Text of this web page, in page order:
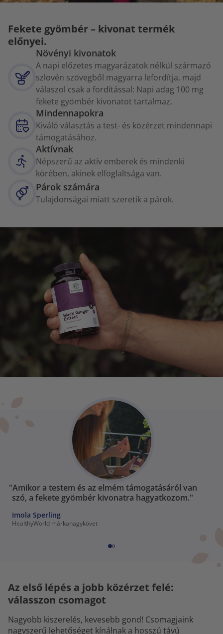
Fekete gyömbér – kivonat termék
előnyei.
Növényi kivonatok
A napi előzetes magyarázatok nélkül származó
szlovén szövegből magyarra lefordítja, majd
válaszol csak a fordítással: Napi adag 100 mg
fekete gyömbér kivonatot tartalmaz.
Mindennapokra
Kiváló választás a test- és közérzet mindennapi
támogatásához.
Aktívnak
Népszerű az aktív emberek és mindenki
körében, akinek elfoglaltsága van.
Párok számára
Tulajdonságai miatt szeretik a párok.
"Amikor a testem és az elmém támogatásáról van
szó, a fekete gyömbér kivonatra hagyatkozom."
Imola Sperling
HealthyWorld márkanagykövet
Az első lépés a jobb közérzet felé:
válasszon csomagot
Nagyobb kiszerelés, kevesebb gond! Csomagjaink
nagyszerű lehetőséget kínálnak a hosszú távú